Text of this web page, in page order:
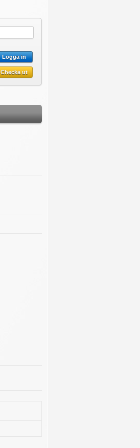
Logga in
Checka ut